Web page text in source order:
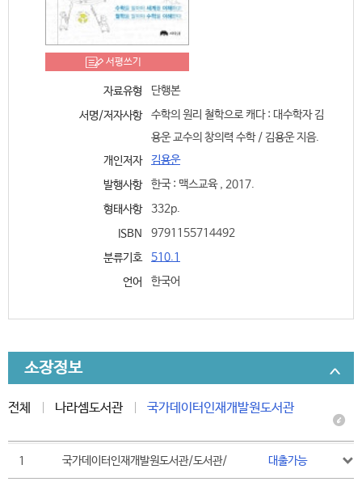
서평쓰기
자료유형
단행본
서명/저자사항
수학의 원리 철학으로 캐다 : 대수학자 김
용운 교수의 창의력 수학 / 김용운 지음.
개인저자
김용운
발행사항
한국 : 맥스교육 , 2017.
형태사항
332p.
ISBN
9791155714492
분류기호
510.1
언어
한국어
소장정보
전체 나라셈도서관 국가데이터인재개발원도서관
1 국가데이터인재개발원도서관/도서관/ 대출가능